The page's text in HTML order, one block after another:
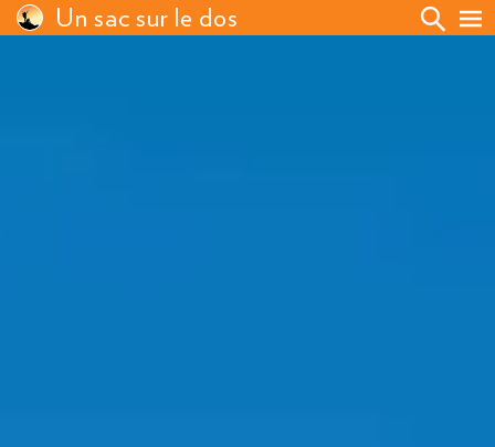
Un sac sur le dos